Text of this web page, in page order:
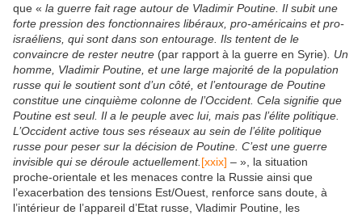
que « la guerre fait rage autour de Vladimir Poutine. Il subit une
forte pression des fonctionnaires libéraux, pro-américains et pro-
israéliens, qui sont dans son entourage. Ils tentent de le
convaincre de rester neutre (par rapport à la guerre en Syrie) . Un
homme, Vladimir Poutine, et une large majorité de la population
russe qui le soutient sont d’un côté, et l’entourage de Poutine
constitue une cinquième colonne de l’Occident. Cela signifie que
Poutine est seul. Il a le peuple avec lui, mais pas l’élite politique.
L’Occident active tous ses réseaux au sein de l’élite politique
russe pour peser sur la décision de Poutine. C’est une guerre
invisible qui se déroule actuellement. [xxix] – », la situation
proche-orientale et les menaces contre la Russie ainsi que
l’exacerbation des tensions Est/Ouest, renforce sans doute, à
l’intérieur de l’appareil d’Etat russe, Vladimir Poutine, les